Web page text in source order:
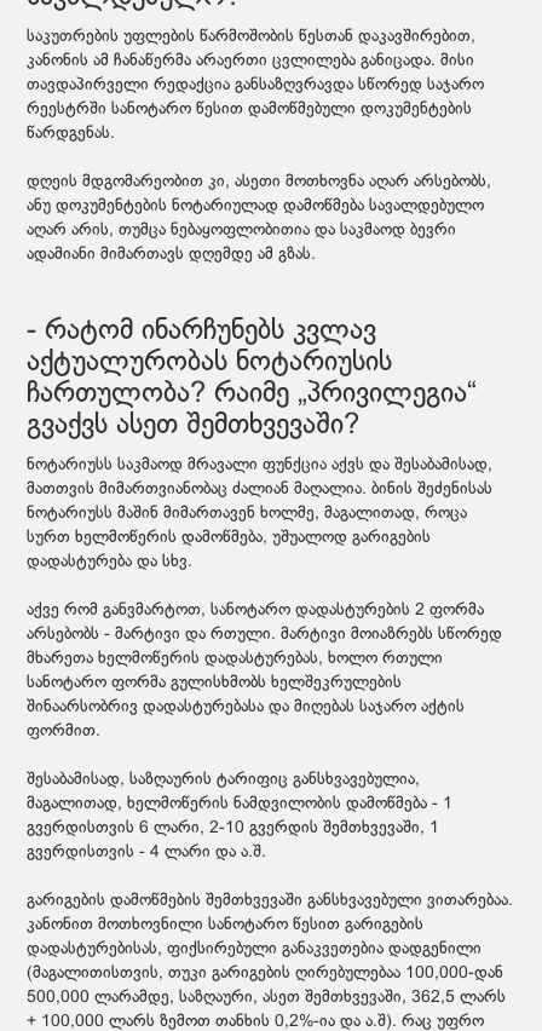
საკუთრების უფლების წარმოშობის წესთან დაკავშირებით,
კანონის ამ ჩანაწერმა არაერთი ცვლილება განიცადა. მისი
თავდაპირველი რედაქცია განსაზღვრავდა სწორედ საჯარო
რეესტრში სანოტარო წესით დამოწმებული დოკუმენტების
წარდგენას.
დღეის მდგომარეობით კი, ასეთი მოთხოვნა აღარ არსებობს,
ანუ დოკუმენტების ნოტარიულად დამოწმება სავალდებულო
აღარ არის, თუმცა ნებაყოფლობითია და საკმაოდ ბევრი
ადამიანი მიმართავს დღემდე ამ გზას.
- რატომ ინარჩუნებს კვლავ
აქტუალურობას ნოტარიუსის
ჩართულობა? რაიმე „პრივილეგია“
გვაქვს ასეთ შემთხვევაში?
ნოტარიუსს საკმაოდ მრავალი ფუნქცია აქვს და შესაბამისად,
მათთვის მიმართვიანობაც ძალიან მაღალია. ბინის შეძენისას
ნოტარიუსს მაშინ მიმართავენ ხოლმე, მაგალითად, როცა
სურთ ხელმოწერის დამოწმება, უშუალოდ გარიგების
დადასტურება და სხვ.
აქვე რომ განვმარტოთ, სანოტარო დადასტურების 2 ფორმა
არსებობს - მარტივი და რთული. მარტივი მოიაზრებს სწორედ
მხარეთა ხელმოწერის დადასტურებას, ხოლო რთული
სანოტარო ფორმა გულისხმობს ხელშეკრულების
შინაარსობრივ დადასტურებასა და მიღებას საჯარო აქტის
ფორმით.
შესაბამისად, საზღაურის ტარიფიც განსხვავებულია,
მაგალითად, ხელმოწერის ნამდვილობის დამოწმება - 1
გვერდისთვის 6 ლარი, 2-10 გვერდის შემთხვევაში, 1
გვერდისთვის - 4 ლარი და ა.შ.
გარიგების დამოწმების შემთხვევაში განსხვავებული ვითარებაა.
კანონით მოთხოვნილი სანოტარო წესით გარიგების
დადასტურებისას, ფიქსირებული განაკვეთებია დადგენილი
(მაგალითისთვის, თუკი გარიგების ღირებულებაა 100,000-დან
500,000 ლარამდე, საზღაური, ასეთ შემთხვევაში, 362,5 ლარს
+ 100,000 ლარს ზემოთ თანხის 0,2%-ია და ა.შ). რაც უფრო